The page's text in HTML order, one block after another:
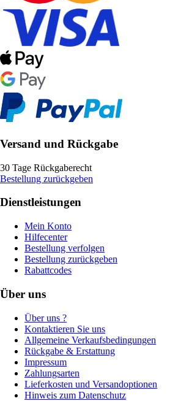
Versand und Rückgabe
30 Tage Rückgaberecht
Bestellung zurückgeben
Dienstleistungen
Mein Konto
Hilfecenter
Bestellung verfolgen
Bestellung zurückgeben
Rabattcodes
Über uns
Über uns ?
Kontaktieren Sie uns
Allgemeine Verkaufsbedingungen
Rückgabe & Erstattung
Impressum
Zahlungsarten
Lieferkosten und Versandoptionen
Hinweis zum Datenschutz